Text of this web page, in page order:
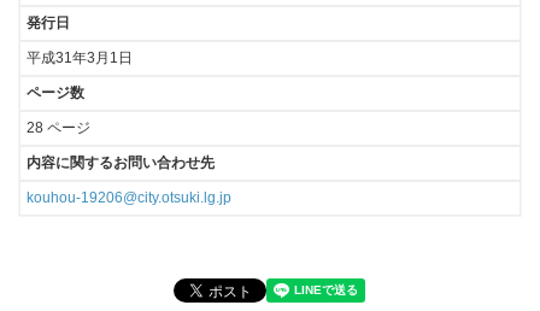
発行日
平成31年3月1日
ページ数
28 ページ
内容に関するお問い合わせ先
kouhou-19206@city.otsuki.lg.jp